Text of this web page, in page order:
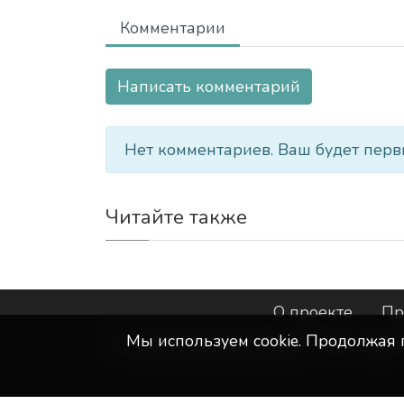
Комментарии
Написать комментарий
Нет комментариев. Ваш будет
Читайте также
О проекте
©ООО "Интернет-Курск"- Все
Мы используем сookie. Продолжая